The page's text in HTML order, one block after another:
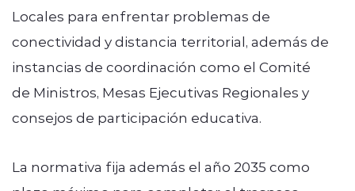
Locales para enfrentar problemas de
conectividad y distancia territorial, además de
instancias de coordinación como el Comité
de Ministros, Mesas Ejecutivas Regionales y
consejos de participación educativa.
La normativa fija además el año 2035 como